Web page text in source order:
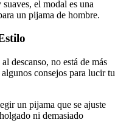
el modal es una
un pijama de hombre.
descanso, no está de más
consejos para lucir tu
un pijama que se ajuste
ni demasiado